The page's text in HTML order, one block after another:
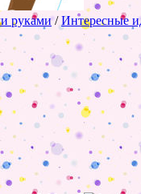
руками/Интересные